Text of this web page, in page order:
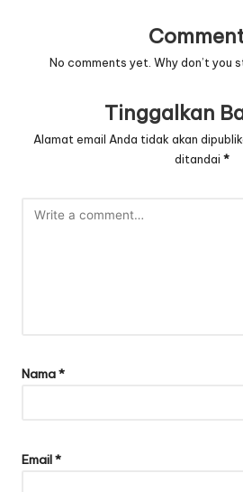
No comments yet. Why don’t you
Tinggalkan
Alamat email Anda tidak akan
ditandai *
Nama*
Email*